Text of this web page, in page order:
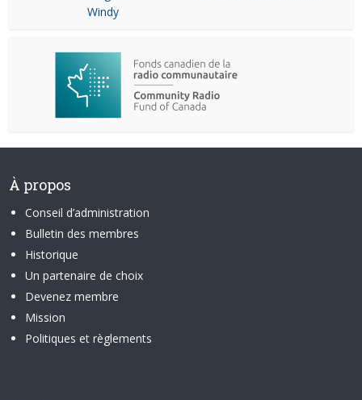
Windy
À propos
Conseil d’administration
Bulletin des membres
Historique
Un partenaire de choix
Devenez membre
Mission
Politiques et règlements